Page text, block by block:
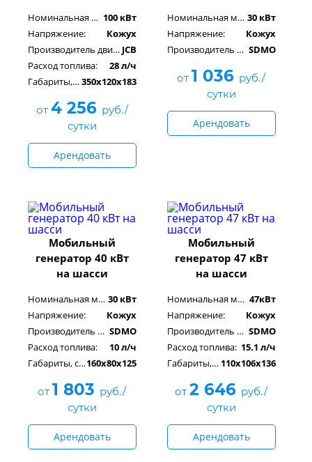
Номинальная мощность: 100 кВт
Напряжение:
Кожух
Производитель двигателя: JCB
Расход топлива:
28 л/ч
Габариты, см:350х120х183
от 4 256 руб./
сутки
Арендовать
Номинальная мощность: 30 кВт
Напряжение:
Кожух
Производитель двигателя: SDMO
от 1 036 руб./
сутки
Арендовать
Мобильный
генератор 40 кВт
на шасси
Номинальная мощность: 30 кВт
Напряжение:
Кожух
Производитель двигателя: SDMO
Расход топлива:
10 л/ч
Габариты, см:160х80х125
от 1 803 руб./
сутки
Арендовать
Мобильный
генератор 47 кВт
на шасси
Номинальная мощность: 47кВт
Напряжение:
Кожух
Производитель двигателя: SDMO
Расход топлива: 15.1 л/ч
Габариты, см: 110x106x136
от2 646 руб./
сутки
Арендовать